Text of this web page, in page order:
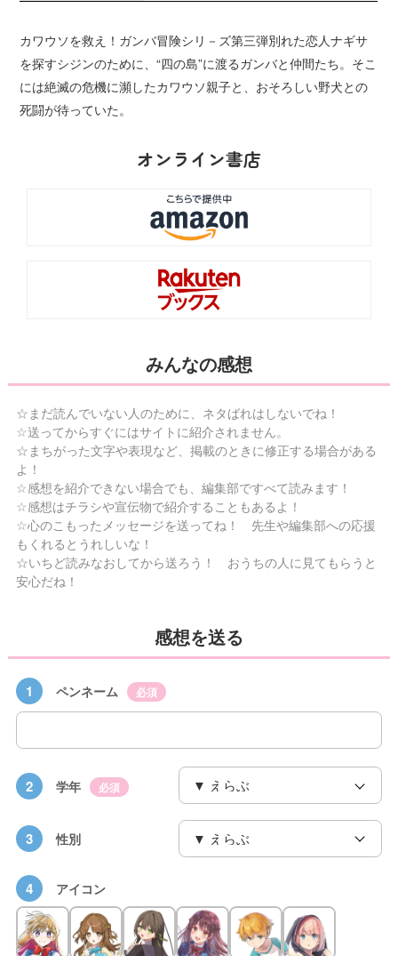
カワウソを救え！ガンバ冒険シリ－ズ第三弾別れた恋人ナギサ
を探すシジンのために、“四の島”に渡るガンバと仲間たち。そこ
には絶滅の危機に瀕したカワウソ親子と、おそろしい野犬との
死闘が待っていた。
オンライン書店
みんなの感想
☆まだ読んでいない人のために、ネタばれはしないでね！
☆送ってからすぐにはサイトに紹介されません。
☆まちがった文字や表現など、掲載のときに修正する場合がある
よ！
☆感想を紹介できない場合でも、編集部ですべて読みます！
☆感想はチラシや宣伝物で紹介することもあるよ！
☆心のこもったメッセージを送ってね！ 先生や編集部への応援
もくれるとうれしいな！
☆いちど読みなおしてから送ろう！ おうちの人に見てもらうと
安心だね！
感想を送る
1 ペンネーム 必須
2 学年 必須
3 性別
4 アイコン